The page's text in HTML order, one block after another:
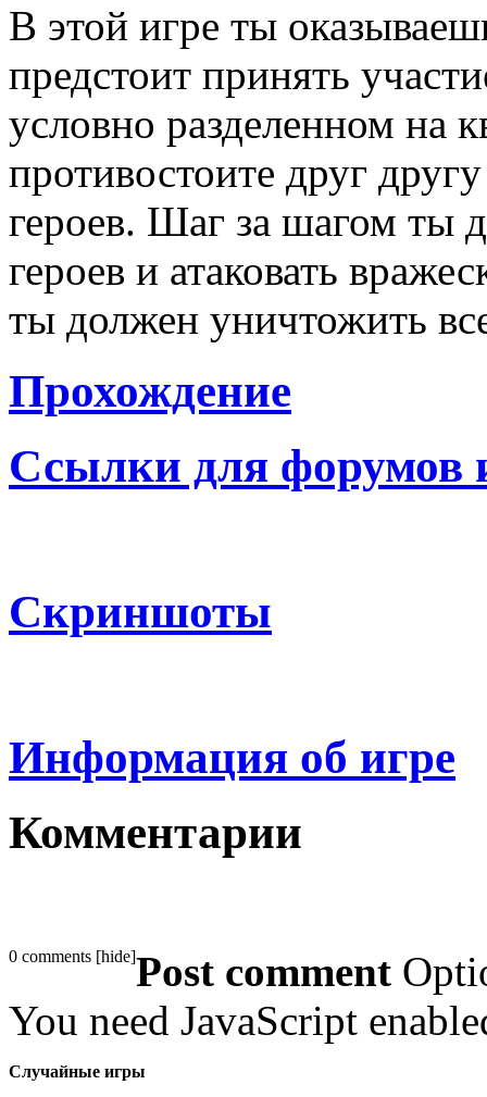
В этой игре ты
предстоит принять
условно разделенном на
противостоите друг
героев. Шаг за шагом ты
героев и атаковать
ты должен уничтожить
Прохождение
Ссылки для форумов
Скриншоты
Информация об игре
Комментарии
0 comments [hide]Post comment
You need JavaScript
Случайные игры